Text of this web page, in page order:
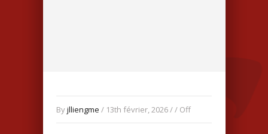
Byjlliengme / 13th février, 2026 / / Off